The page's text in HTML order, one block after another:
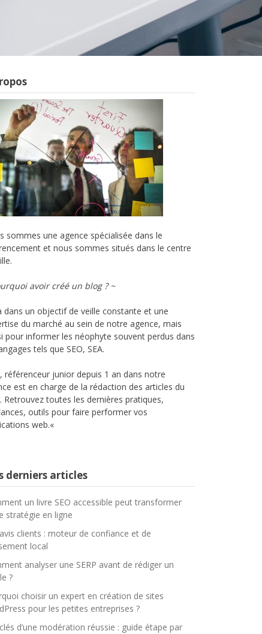
sommes une agence spécialisée dans le
et nous sommes situés dans le centre
avoir créé un blog ? ~
dans un objectif de veille constante et une
du marché au sein de notre agence, mais
pour informer les néophyte souvent perdus dans
tels que SEO, SEA.
référenceurjunior depuis 1 an dans notre
est en charge de la rédaction des articles du
Retrouvez toutes les dernières pratiques,
outils pour faire performer vos
web.«
derniers articles
un livre SEO accessible peut transformer
stratégie en ligne
clients : moteur de confiance et de
local
analyser une SERP avant de rédiger un
?
choisir un expert en création de sites
pour les petites entreprises ?
d’une modération réussie : guide étape par